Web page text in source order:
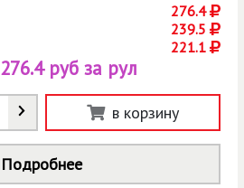
276.4
239.5
221.1
276.4 руб за рул
в корзину
Подробнее